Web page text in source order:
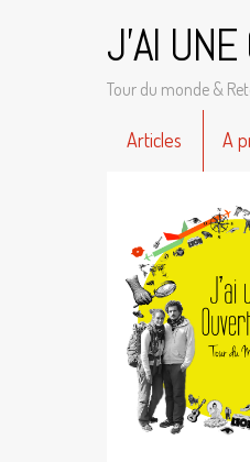
J'AI UNE
Tour du monde &
Articles A